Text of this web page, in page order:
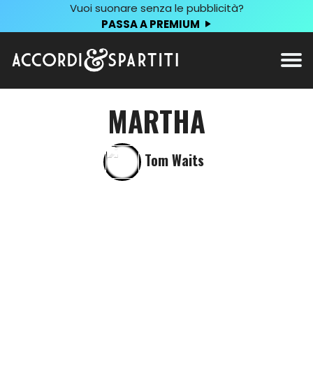
Vuoi suonare senza le pubblicità?
PASSA A PREMIUM
MARTHA
Tom Waits